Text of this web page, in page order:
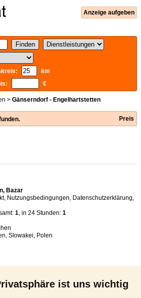
ist uns wichtig
Anzeige aufgeben
km
€
> Gänserndorf - Engelhartstetten
Preis
Bazar
, Nutzungsbedingungen, Datenschutzerklärung,
1, in 24 Stunden: 1
, Slowakei, Polen